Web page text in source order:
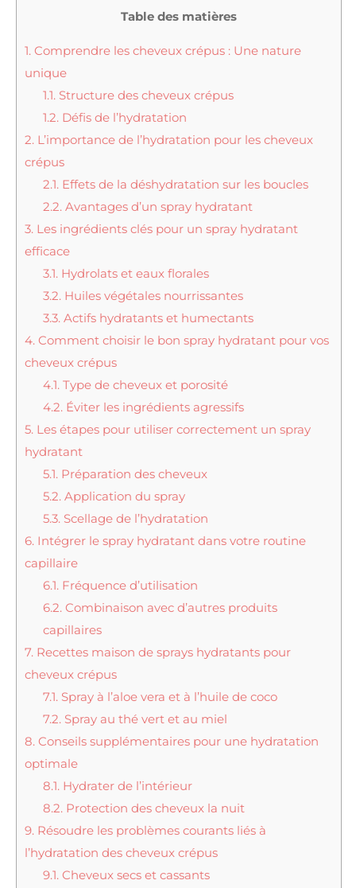
Table des matières
1. Comprendre les cheveux crépus : Une nature
unique
1.1. Structure des cheveux crépus
1.2. Défis de l’hydratation
2. L’importance de l’hydratation pour les cheveux
crépus
2.1. Effets de la déshydratation sur les boucles
2.2. Avantages d’un spray hydratant
3. Les ingrédients clés pour un spray hydratant
efficace
3.1. Hydrolats et eaux florales
3.2. Huiles végétales nourrissantes
3.3. Actifs hydratants et humectants
4. Comment choisir le bon spray hydratant pour vos
cheveux crépus
4.1. Type de cheveux et porosité
4.2. Éviter les ingrédients agressifs
5. Les étapes pour utiliser correctement un spray
hydratant
5.1. Préparation des cheveux
5.2. Application du spray
5.3. Scellage de l’hydratation
6. Intégrer le spray hydratant dans votre routine
capillaire
6.1. Fréquence d’utilisation
6.2. Combinaison avec d’autres produits
capillaires
7. Recettes maison de sprays hydratants pour
cheveux crépus
7.1. Spray à l’aloe vera et à l’huile de coco
7.2. Spray au thé vert et au miel
8. Conseils supplémentaires pour une hydratation
optimale
8.1. Hydrater de l’intérieur
8.2. Protection des cheveux la nuit
9. Résoudre les problèmes courants liés à
l’hydratation des cheveux crépus
9.1. Cheveux secs et cassants